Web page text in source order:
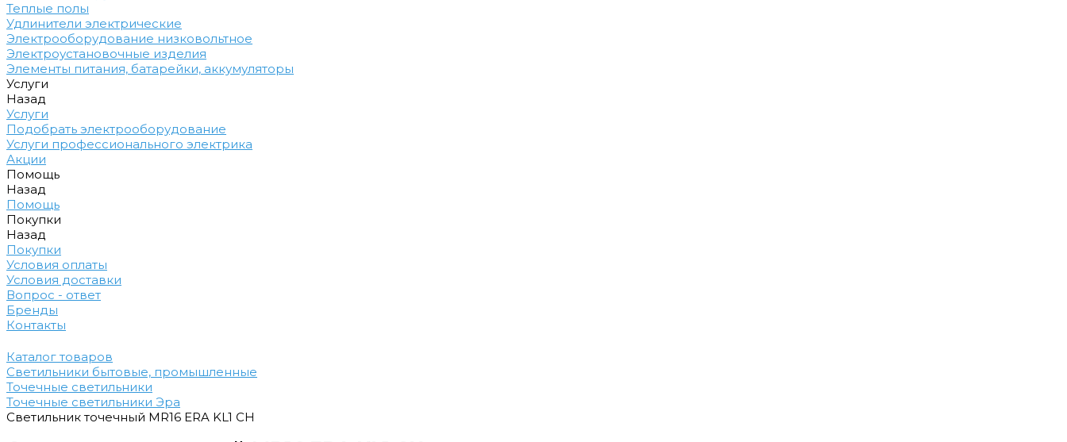
Теплые полы
Удлинители электрические
Электрооборудование низковольтное
Электроустановочные изделия
Элементы питания, батарейки, аккумуляторы
Услуги
Назад
Услуги
Подобрать электрооборудование
Услуги профессионального электрика
Акции
Помощь
Назад
Помощь
Покупки
Назад
Покупки
Условия оплаты
Условия доставки
Вопрос - ответ
Бренды
Контакты
Каталог товаров
Светильники бытовые, промышленные
Точечные светильники
Точечные светильники Эра
Светильник точечный MR16 ERA KL1 CH